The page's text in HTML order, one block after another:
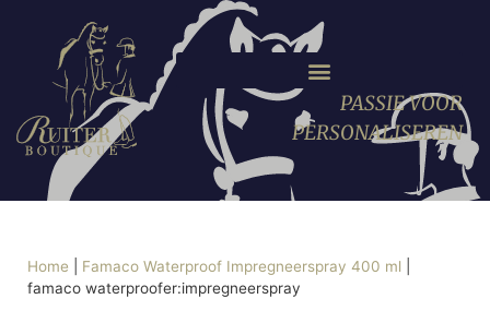
PASSIE VOOR
PERSONALISEREN
Home Famaco Waterproof Impregneerspray 400 ml
famaco waterproofer:impregneerspray